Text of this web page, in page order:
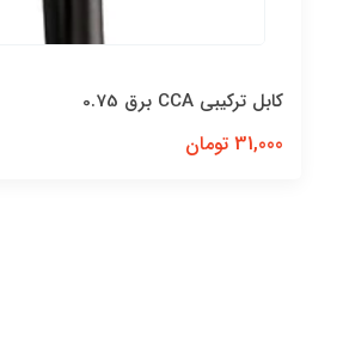
کابل ترکیبی CCA برق 0.75
31,000 تومان